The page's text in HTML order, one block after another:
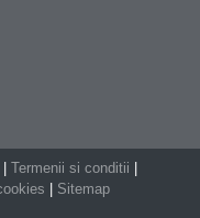
Termenii si conditii
Sitemap